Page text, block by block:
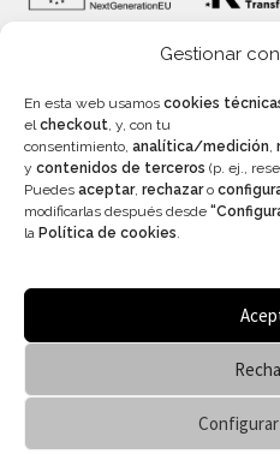
Gestionar
En esta web usamos cookies
elcheckout, y, con tu
consentimiento, analítica/medición,
y contenidos de terceros (p. ej.,
Puedes aceptar, rechazaro
modificarlas después desde
la Política de cookies.
INFORMACIÓN
Precios con IVA incluído –
tipográfico
Aviso legal–Política de
© Vanitas Espai - Tienda
.